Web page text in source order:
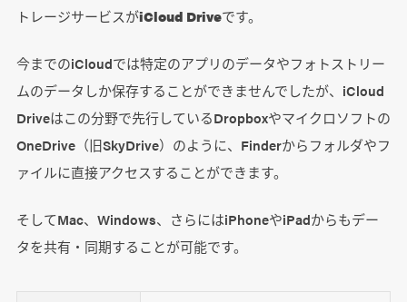
トレージサービスがiCloud Driveです。
今までのiCloudでは特定のアプリのデータやフォトストリー
ムのデータしか保存することができませんでしたが、iCloud
Driveはこの分野で先行しているDropboxやマイクロソフトの
OneDrive（旧SkyDrive）のように、Finderからフォルダやフ
ァイルに直接アクセスすることができます。
そしてMac、Windows、さらにはiPhoneやiPadからもデー
タを共有・同期することが可能です。